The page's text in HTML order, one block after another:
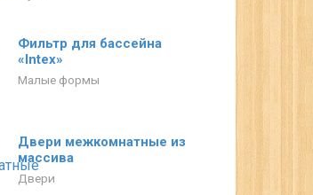
Фильтр для бассейна
«Intex»
Малые формы
Двери межкомнатные из
массива
Двери